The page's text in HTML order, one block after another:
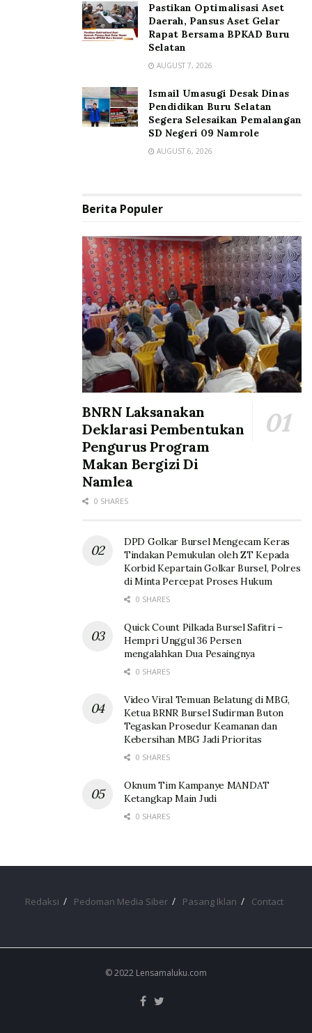
Pastikan Optimalisasi Aset
Daerah, Pansus Aset Gelar
Rapat Bersama BPKAD Buru
Selatan
AUGUST 7, 2026
Ismail Umasugi Desak Dinas
Pendidikan Buru Selatan
Segera Selesaikan Pemalangan
SD Negeri 09 Namrole
AUGUST 6, 2026
Berita Populer
BNRN Laksanakan
Deklarasi Pembentukan
Pengurus Program
Makan Bergizi Di
Namlea
0 SHARES
DPD Golkar Bursel Mengecam Keras
Tindakan Pemukulan oleh ZT Kepada
Korbid Kepartain Golkar Bursel, Polres
di Minta Percepat Proses Hukum
0 SHARES
Quick Count Pilkada Bursel Safitri –
Hempri Unggul 36 Persen
mengalahkan Dua Pesaingnya
0 SHARES
Video Viral Temuan Belatung di MBG,
Ketua BRNR Bursel Sudirman Buton
Tegaskan Prosedur Keamanan dan
Kebersihan MBG Jadi Prioritas
0 SHARES
Oknum Tim Kampanye MANDAT
Ketangkap Main Judi
0 SHARES
Redaksi Pedoman Media Siber Pasang Iklan Contact
© 2022 Lensamaluku.com